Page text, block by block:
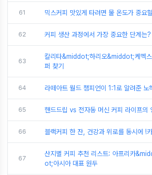
61 믹스커피 맛있게 타려면 물 온도가 중요
62 커피 생산 과정에서 가장 중요한 단계는
63
칼리타&middot;하리오&middot;케멕스
퍼 찾기
64 라떼아트 월드 챔피언이 1:1로 알려준 노
65 핸드드립 vs 전자동 머신 커피 라이프의
66 블랙커피 한 잔, 건강과 위로를 동시에 !
67
산지별 커피 추천 리스트: 아프리카
ot;아시아 대표 원두